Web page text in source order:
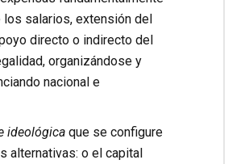
los salarios, extensión del
directo o indirecto del
organizándose y
nacional e
ideológicaque se configure
alternativas: o el capital